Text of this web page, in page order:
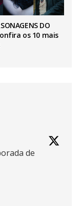
DO
os 10 mais
de